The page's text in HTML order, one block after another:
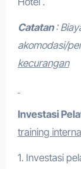
Catatan:
akomodasi/
kecurangan
Investasi
training
1. Investasi